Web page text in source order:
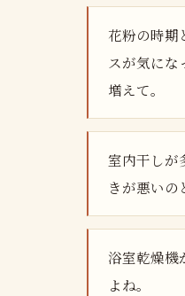
花粉の時期
スが気にな
増えて。
室内干しが
きが悪いの
浴室乾燥機
よね。